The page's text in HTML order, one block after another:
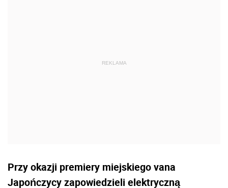
Przy okazji premiery miejskiego vana
Japończycy zapowiedzieli elektryczną